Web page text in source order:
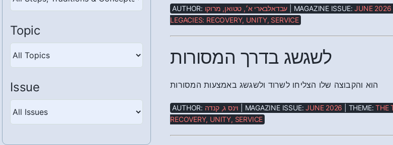
Traditions
Concepts
Topic
Issue
AUTHOR: עבדאלבארי א׳, טטואן, מרוקו | MAGAZINE ISSUE:JUNE 2026
LEGACIES: RECOVERY, UNITY, SERVICE
לשגשג בדרך המסורות
הוא והקבוצה שלו הצליחו לשרוד ולשגשג באמצעות המסורות
AUTHOR: וינס ג, קנדה | MAGAZINE ISSUE:JUNE 2026 | THEME:THE
RECOVERY, UNITY, SERVICE